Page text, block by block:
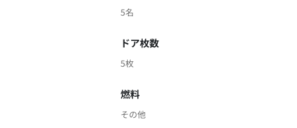
5名
ドア枚数
5枚
燃料
その他